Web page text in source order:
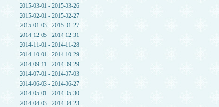
2015-03-01 - 2015-03-26
2015-02-01 - 2015-02-27
2015-01-03 - 2015-01-27
2014-12-05 - 2014-12-31
2014-11-01 - 2014-11-28
2014-10-01 - 2014-10-29
2014-09-11 - 2014-09-29
2014-07-01 - 2014-07-03
2014-06-03 - 2014-06-27
2014-05-01 - 2014-05-30
2014-04-03 - 2014-04-23